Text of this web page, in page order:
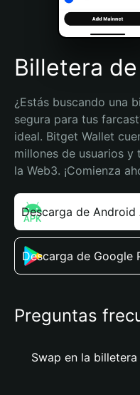
Português (Brasil)
Español (Argentina)
Billetera
¿Estás buscando una
segura para tus
ideal. Bitget Wallet
millones de usuarios
la Web3. ¡Comienza
Descarga de Android
Descarga de Google
Preguntas
Swap en la billetera